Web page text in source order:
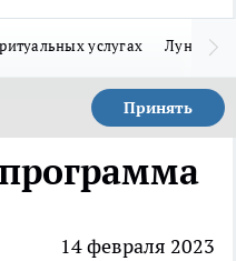
услугах Лунно-
Принять
14 февраля 2023